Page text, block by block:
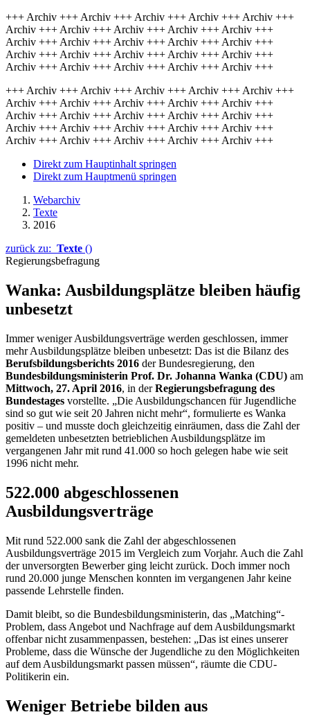
+++ Archiv +++ Archiv +++ Archiv +++ Archiv +++ Archiv +++
Archiv +++ Archiv +++ Archiv +++ Archiv +++ Archiv +++
Archiv +++ Archiv +++ Archiv +++ Archiv +++ Archiv +++
Archiv +++ Archiv +++ Archiv +++ Archiv +++ Archiv +++
Archiv +++ Archiv +++ Archiv +++ Archiv +++ Archiv +++
+++ Archiv +++ Archiv +++ Archiv +++ Archiv +++ Archiv +++
Archiv +++ Archiv +++ Archiv +++ Archiv +++ Archiv +++
Archiv +++ Archiv +++ Archiv +++ Archiv +++ Archiv +++
Archiv +++ Archiv +++ Archiv +++ Archiv +++ Archiv +++
Archiv +++ Archiv +++ Archiv +++ Archiv +++ Archiv +++
Direkt zum Hauptinhalt springen
Direkt zum Hauptmenü springen
Webarchiv
Texte
2016
zurück zu: Texte ()
Regierungsbefragung
Wanka: Ausbildungsplätze bleiben häufig
unbesetzt
Immer weniger Ausbildungsverträge werden geschlossen, immer
mehr Ausbildungsplätze bleiben unbesetzt: Das ist die Bilanz des
Berufsbildungsberichts 2016 der Bundesregierung, den
Bundesbildungsministerin Prof. Dr. Johanna Wanka (CDU) am
Mittwoch, 27. April 2016, in derRegierungsbefragung des
Bundestages vorstellte. „Die Ausbildungschancen für Jugendliche
sind so gut wie seit 20 Jahren nicht mehr“, formulierte es Wanka
positiv – und musste doch gleichzeitig einräumen, dass die Zahl der
gemeldeten unbesetzten betrieblichen Ausbildungsplätze im
vergangenen Jahr mit rund 41.000 so hoch gelegen habe wie seit
1996 nicht mehr.
522.000 abgeschlossenen
Ausbildungsverträge
Mit rund 522.000 sank die Zahl der abgeschlossenen
Ausbildungsverträge 2015 im Vergleich zum Vorjahr. Auch die Zahl
der unversorgten Bewerber ging leicht zurück. Doch immer noch
rund 20.000 junge Menschen konnten im vergangenen Jahr keine
passende Lehrstelle finden.
Damit bleibt, so die Bundesbildungsministerin, das „Matching“-
Problem, dass Angebot und Nachfrage auf dem Ausbildungsmarkt
offenbar nicht zusammenpassen, bestehen: „Das ist eines unserer
Probleme, dass die Wünsche der Jugendliche zu den Möglichkeiten
auf dem Ausbildungsmarkt passen müssen“, räumte die CDU-
Politikerin ein.
Weniger Betriebe bilden aus